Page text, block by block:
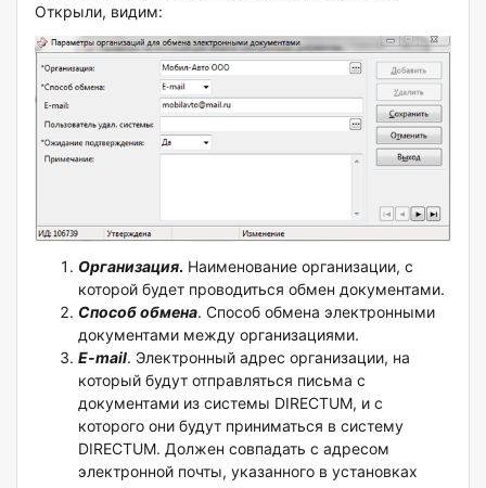
Открыли, видим:
Организация. Наименование организации, с
которой будет проводиться обмен документами.
Способ обмена. Способ обмена электронными
документами между организациями.
E-mail. Электронный адрес организации, на
который будут отправляться письма с
документами из системы DIRECTUM, и с
которого они будут приниматься в систему
DIRECTUM. Должен совпадать с адресом
электронной почты, указанного в установках